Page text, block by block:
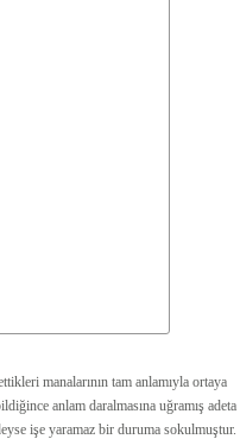
manalarının tam anlamıyla ortaya
anlam daralmasına uğramış adeta
işe yaramaz bir duruma sokulmuştur.